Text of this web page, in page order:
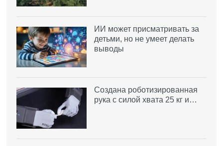
ИИ может присматривать за
детьми, но не умеет делать
выводы
Создана роботизированная
рука с силой хвата 25 кг и…